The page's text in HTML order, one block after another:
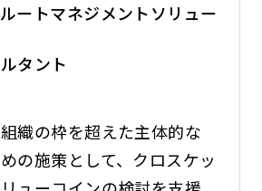
ートマネジメントソリュー
タント
織の枠を超えた主体的な
の施策として、クロスケッ